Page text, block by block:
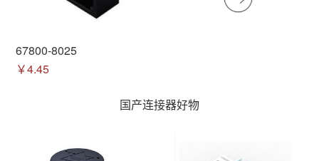
67800-8025
￥4.45
国产连接器好物